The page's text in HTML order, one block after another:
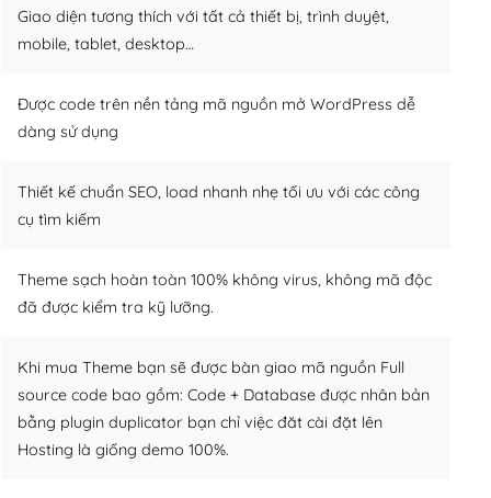
Giao diện tương thích với tất cả thiết bị, trình duyệt,
mobile, tablet, desktop…
Được code trên nền tảng mã nguồn mở WordPress dễ
dàng sử dụng
Thiết kế chuẩn SEO, load nhanh nhẹ tối ưu với các công
cụ tìm kiếm
Theme sạch hoàn toàn 100% không virus, không mã độc
đã được kiểm tra kỹ lưỡng.
Khi mua Theme bạn sẽ được bàn giao mã nguồn Full
source code bao gồm: Code + Database được nhân bản
bằng plugin duplicator bạn chỉ việc đăt cài đặt lên
Hosting là giống demo 100%.